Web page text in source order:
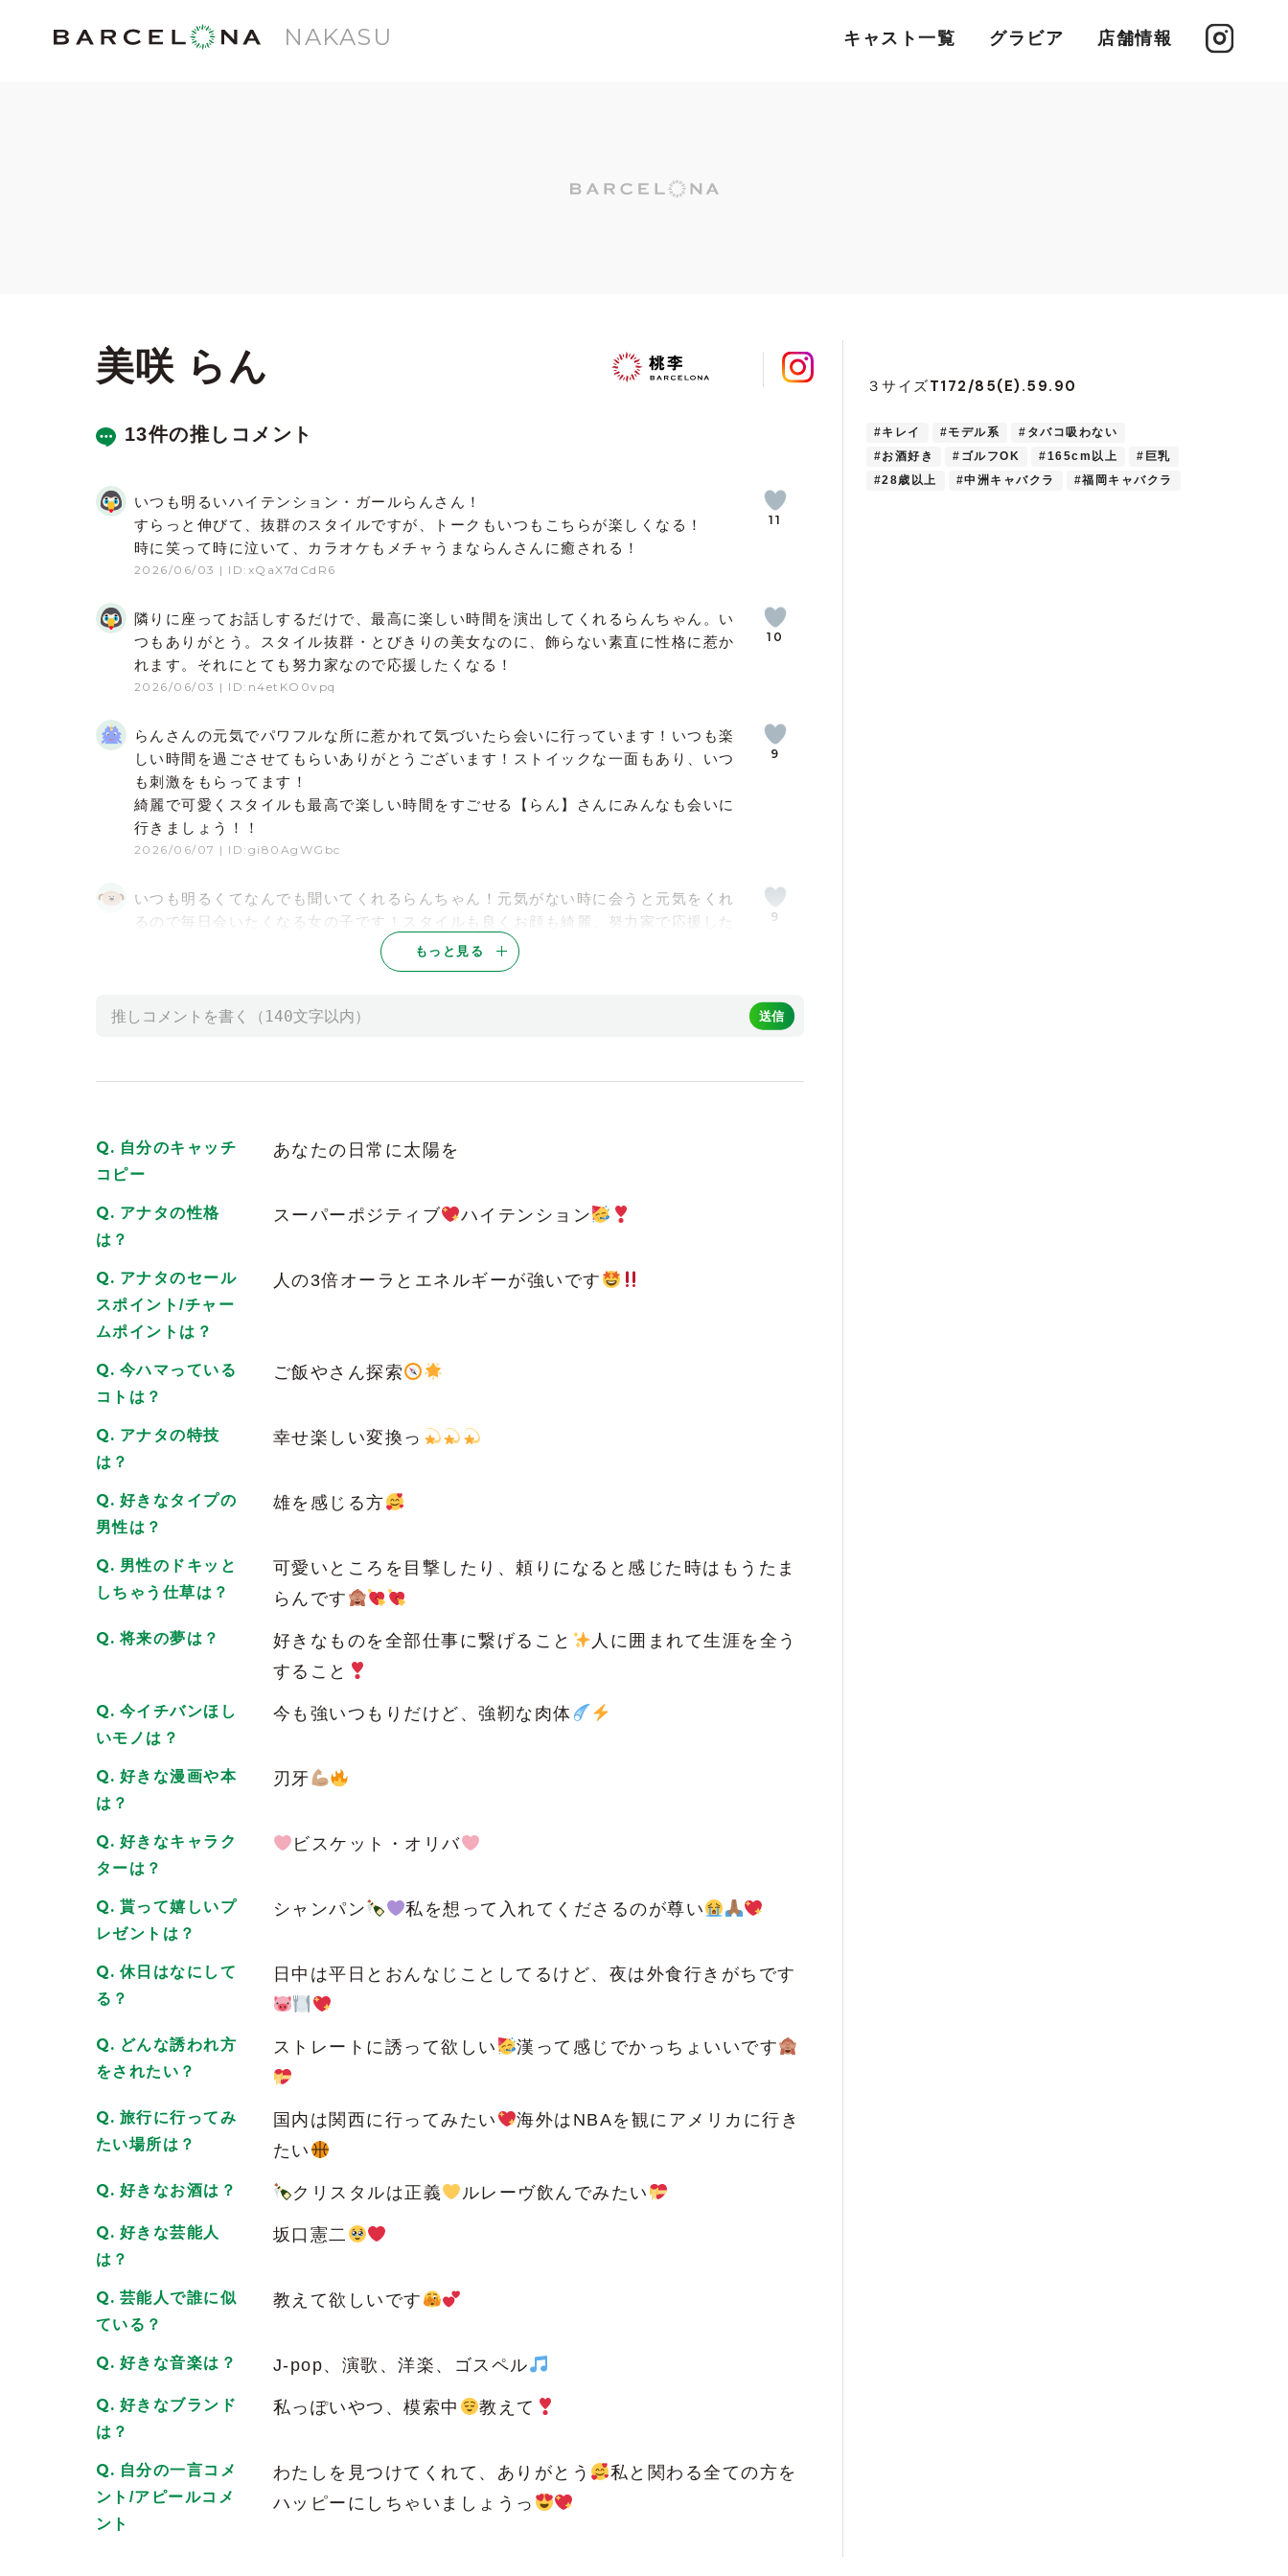
NAKASU キャスト一覧 グラビア 店舗情報
美咲 らん
13件の推しコメント
2026/06/03 | ID:xQaX7dCdR6
いつも明るいハイテンション・ガールらんさん！
すらっと伸びて、抜群のスタイルですが、トークもいつもこちらが楽しくなる！
時に笑って時に泣いて、カラオケもメチャうまならんさんに癒される！
11
2026/06/03 | ID:n4etKO0vpq
隣りに座ってお話しするだけで、最高に楽しい時間を演出してくれるらんちゃん。い
つもありがとう。スタイル抜群・とびきりの美女なのに、飾らない素直に性格に惹か
れます。それにとても努力家なので応援したくなる！
10
2026/06/07 | ID:gi80AgWGbc
らんさんの元気でパワフルな所に惹かれて気づいたら会いに行っています！いつも楽
しい時間を過ごさせてもらいありがとうございます！ストイックな一面もあり、いつ
も刺激をもらってます！
綺麗で可愛くスタイルも最高で楽しい時間をすごせる【らん】さんにみんなも会いに
行きましょう！！
9
いつも明るくてなんでも聞いてくれるらんちゃん！元気がない時に会うと元気をくれ
るので毎日会いたくなる女の子です！スタイルも良くお顔も綺麗、努力家で応援した
くなる女の子なので元気を貰いたい方はぜひお話してみてください
9
らんちゃんは美人でノリも良くていつも元気もらってます！
いつもありがとう！
6
2026/06/08
らんちゃんいつもありがとう とっても綺麗でいつも癒されてます〜〜〜
元気で頑張り屋さんないい子
らん！応援してるよ！
そっち行ったらかおだすね
勢いで店に入った時から気になった人です。 らんｻﾝを、ずっと応援してま
す… 会いに行きます… いろいろ話しがしたいです。
2026/06/23 | ID:aPCHqCNvWM
2026/06/25 | ID:dCqAHTtiYC
フリーで入店したけど気さくで楽しく過ごせました♪
楽しすぎてそのまま場内でした
3
| ID:ZSrsjgzv4x
かわいい、すごく話してて楽しい、かわいい 美人
2026/06/27 | ID:duiB825HGR
いつも明るく元気にお話をしてくれるので一緒にいてくれるだけで自分も楽しくなり
ます！
これからも応援してます！
2026/07/04
大人の奥行と愛嬌がある方なので世の男性に適した方だと思います。
最初は恥ずかしがりやですが、回数を重ねるうちに仲良くなれると思うので
1回目より3回目を、大事に頂けると幸いです。
よろしくお願いいたします。
もっと見る
自分のキャッチ
コピー
あなたの日常に太陽を
アナタの性格
は？
スーパーポジティブ ハイテンション
アナタのセール
スポイント/チャー
ムポイントは？
人の3倍オーラとエネルギーが強いです
今ハマっている
コトは？
ご飯やさん探索
アナタの特技
は？
幸せ楽しい変換っ
好きなタイプの
男性は？
雄を感じる方
男性のドキッと
しちゃう仕草は？
可愛いところを目撃したり、頼りになると感じた時はもうたま
らんです
将来の夢は？ 好きなものを全部仕事に繋げること
人に囲まれて生涯を全う
すること
今イチバンほし
いモノは？
今も強いつもりだけど、強靭な肉体
好きな漫画や本
は？
刃牙
好きなキャラク
ターは？
ビスケット・オリバ
貰って嬉しいプ
レゼントは？
シャンパン 私を想って入れてくださるのが尊い
休日はなにして
る？
日中は平日とおんなじことしてるけど、夜は外食行きがちです
どんな誘われ方
をされたい？
ストレートに誘って欲しい 漢って感じでかっちょいいです
旅行に行ってみ
たい場所は？
国内は関西に行ってみたい
海外はNBAを観にアメリカに行き
たい
好きなお酒は？ クリスタルは正義 ルレーヴ飲んでみたい
好きな芸能人
は？
坂口憲二
芸能人で誰に似
ている？
教えて欲しいです
好きな音楽は？ J-pop、演歌、洋楽、ゴスペル
好きなブランド
は？
私っぽいやつ、模索中 教えて
自分の一言コメ
ント/アピールコメ
ント
わたしを見つけてくれて、ありがとう
私と関わる全ての方を
ハッピーにしちゃいましょうっ
３サイズT172/85(E).59.90
#キレイ #モデル系
#タバコ吸わない
#お酒好き
#ゴルフOK #165cm以上
#巨乳
#28歳以上
#中洲キャバクラ #福岡キャバクラ